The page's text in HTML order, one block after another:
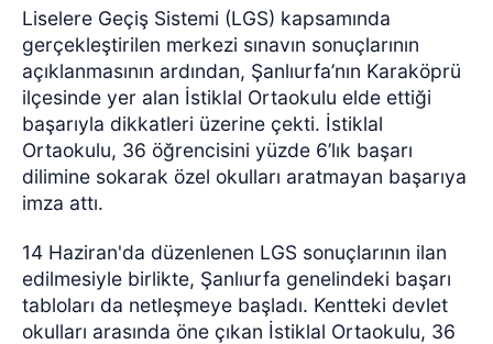
Liselere Geçiş Sistemi (LGS) kapsamında
gerçekleştirilen merkezi sınavın sonuçlarının
açıklanmasının ardından, Şanlıurfa’nın Karaköprü
ilçesinde yer alan İstiklal Ortaokulu elde ettiği
başarıyla dikkatleri üzerine çekti. İstiklal
Ortaokulu, 36 öğrencisini yüzde 6’lık başarı
dilimine sokarak özel okulları aratmayan başarıya
imza attı.
14 Haziran'da düzenlenen LGS sonuçlarının ilan
edilmesiyle birlikte, Şanlıurfa genelindeki başarı
tabloları da netleşmeye başladı. Kentteki devlet
okulları arasında öne çıkan İstiklal Ortaokulu, 36